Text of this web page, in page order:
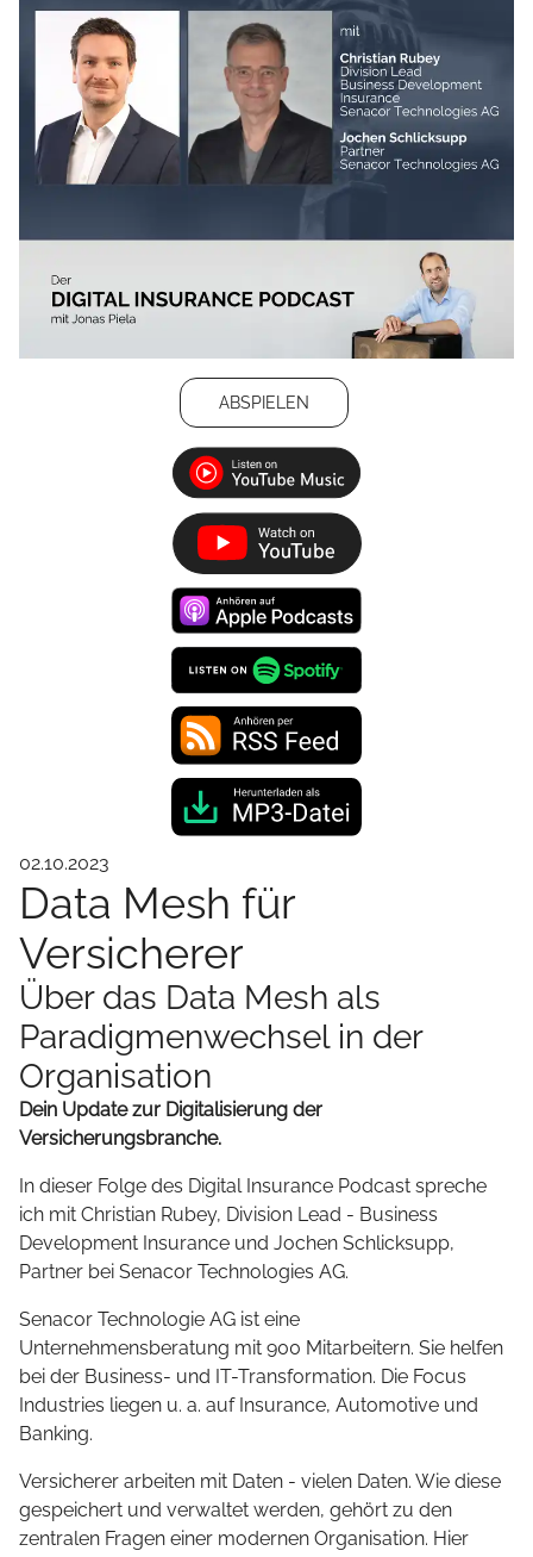
ABSPIELEN
02.10.2023
Data Mesh für
Versicherer
Über das Data Mesh als
Paradigmenwechsel in der
Organisation
Dein Update zur Digitalisierung der
Versicherungsbranche.
In dieser Folge des Digital Insurance Podcast spreche
ich mit Christian Rubey, Division Lead - Business
Development Insurance und Jochen Schlicksupp,
Partner bei Senacor Technologies AG.
Senacor Technologie AG ist eine
Unternehmensberatung mit 900 Mitarbeitern. Sie helfen
bei der Business- und IT-Transformation. Die Focus
Industries liegen u. a. auf Insurance, Automotive und
Banking.
Versicherer arbeiten mit Daten - vielen Daten. Wie diese
gespeichert und verwaltet werden, gehört zu den
zentralen Fragen einer modernen Organisation. Hier